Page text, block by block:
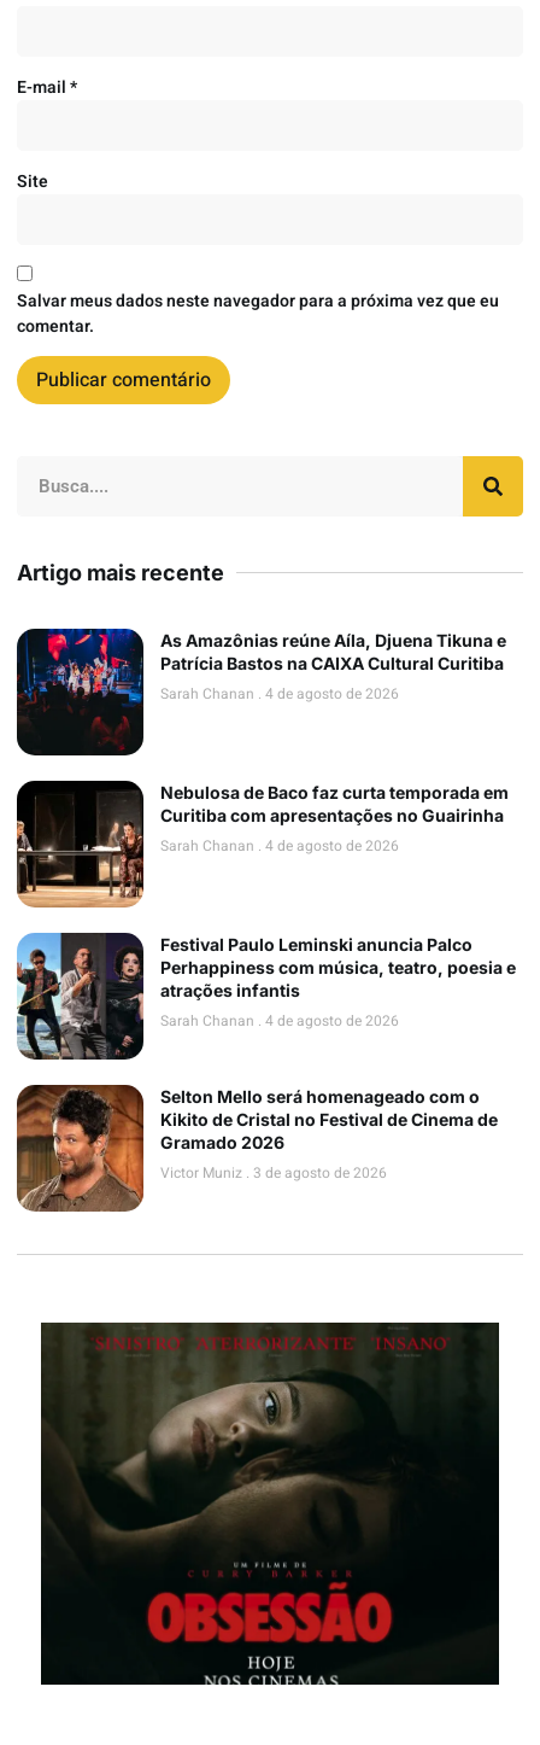
E-mail*
Site
Salvar meus dados neste navegador para a próxima vez que eu
comentar.
Artigo mais recente
As Amazônias reúne Aíla, Djuena Tikuna e
Patrícia Bastos na CAIXA Cultural Curitiba
Sarah Chanan 4 de agosto de 2026
Nebulosa de Baco faz curta temporada em
Curitiba com apresentações no Guairinha
Sarah Chanan 4 de agosto de 2026
Festival Paulo Leminski anuncia Palco
Perhappiness com música, teatro, poesia e
atrações infantis
Sarah Chanan 4 de agosto de 2026
Selton Mello será homenageado com o
Kikito de Cristal no Festival de Cinema de
Gramado 2026
Victor Muniz 3 de agosto de 2026